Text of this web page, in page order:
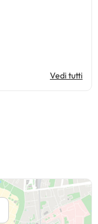
Vedi tutti